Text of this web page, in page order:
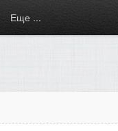
Еще ...